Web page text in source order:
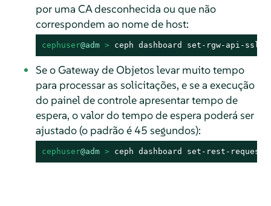
por uma CA desconhecida ou que não
correspondem ao nome de host:
cephuser@adm > ceph dashboard set-rgw-api-ssl-
Se o Gateway de Objetos levar muito tempo
para processar as solicitações, e se a execução
do painel de controle apresentar tempo de
espera, o valor do tempo de espera poderá ser
ajustado (o padrão é 45 segundos):
cephuser@adm > ceph dashboard set-rest-